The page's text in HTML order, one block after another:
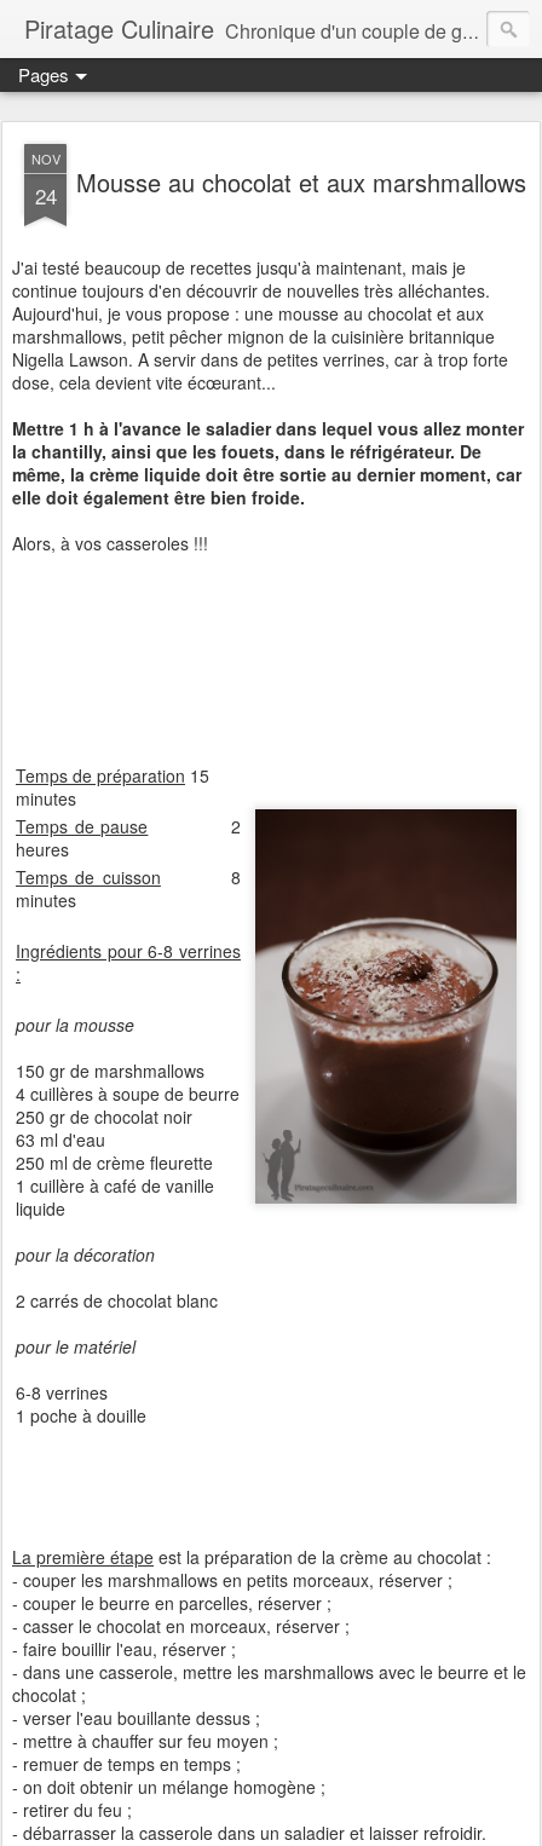
Piratage Culinaire Chronique d'un couple de gourmands
Pages
NOV
24 Mousse au chocolat et aux marshmallows
J'ai testé beaucoup de recettes jusqu'à maintenant, mais je
continue toujours d'en découvrir de nouvelles très alléchantes.
Aujourd'hui, je vous propose : une mousse au chocolat et aux
marshmallows, petit pêcher mignon de la cuisinière britannique
Nigella Lawson. A servir dans de petites verrines, car à trop forte
dose, cela devient vite écœurant...
Mettre 1 h à l'avance le saladier dans lequel vous allez monter
la chantilly, ainsi que les fouets, dans le réfrigérateur. De
même, la crème liquide doit être sortie au dernier moment, car
elle doit également être bien froide.
Alors, à vos casseroles !!!
Temps de préparation 15
minutes
Temps de pause 2
heures
Temps de cuisson 8
minutes
Ingrédients pour 6-8 verrines
:
pour la mousse
150 gr de marshmallows
4 cuillères à soupe de beurre
250 gr de chocolat noir
63 ml d'eau
250 ml de crème fleurette
1 cuillère à café de vanille
liquide
pour la décoration
2 carrés de chocolat blanc
pour le matériel
6-8 verrines
1 poche à douille
La première étape est la préparation de la crème au chocolat :
- couper les marshmallows en petits morceaux, réserver ;
- couper le beurre en parcelles, réserver ;
- casser le chocolat en morceaux, réserver ;
- faire bouillir l'eau, réserver ;
- dans une casserole, mettre les marshmallows avec le beurre et le
chocolat ;
- verser l'eau bouillante dessus ;
- mettre à chauffer sur feu moyen ;
- remuer de temps en temps ;
- on doit obtenir un mélange homogène ;
- retirer du feu ;
- débarrasser la casserole dans un saladier et laisser refroidir.